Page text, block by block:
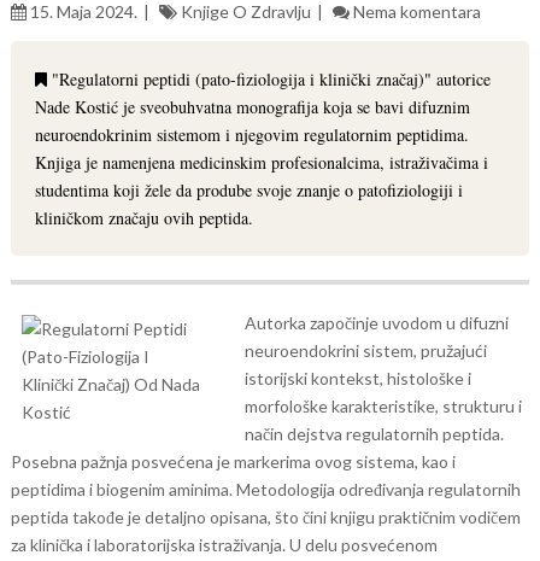
15. Maja 2024.
Knjige O Zdravlju Nema komentara
"Regulatorni peptidi (pato-fiziologija i klinički značaj)" autorice
Nade Kostić je sveobuhvatna monografija koja se bavi difuznim
neuroendokrinim sistemom i njegovim regulatornim peptidima.
Knjiga je namenjena medicinskim profesionalcima, istraživačima i
studentima koji žele da prodube svoje znanje o patofiziologiji i
kliničkom značaju ovih peptida.
Autorka započinje uvodom u difuzni
neuroendokrini sistem, pružajući
istorijski kontekst, histološke i
morfološke karakteristike, strukturu i
način dejstva regulatornih peptida.
Posebna pažnja posvećena je markerima ovog sistema, kao i
peptidima i biogenim aminima. Metodologija određivanja regulatornih
peptida takođe je detaljno opisana, što čini knjigu praktičnim vodičem
za klinička i laboratorijska istraživanja. U delu posvećenom